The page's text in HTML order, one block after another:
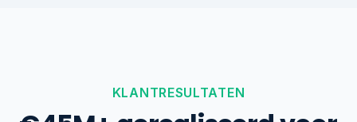
KLANTRESULTATEN